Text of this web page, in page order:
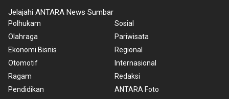
Jelajahi ANTARA News Sumbar
Polhukam
Olahraga
Ekonomi Bisnis
Otomotif
Ragam
Pendidikan
Sosial
Pariwisata
Regional
Internasional
Redaksi
ANTARA Foto